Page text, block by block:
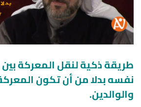
طريقة ذكية لنقل المعركة
نفسه بدلا من أن تكون
والوالدين.